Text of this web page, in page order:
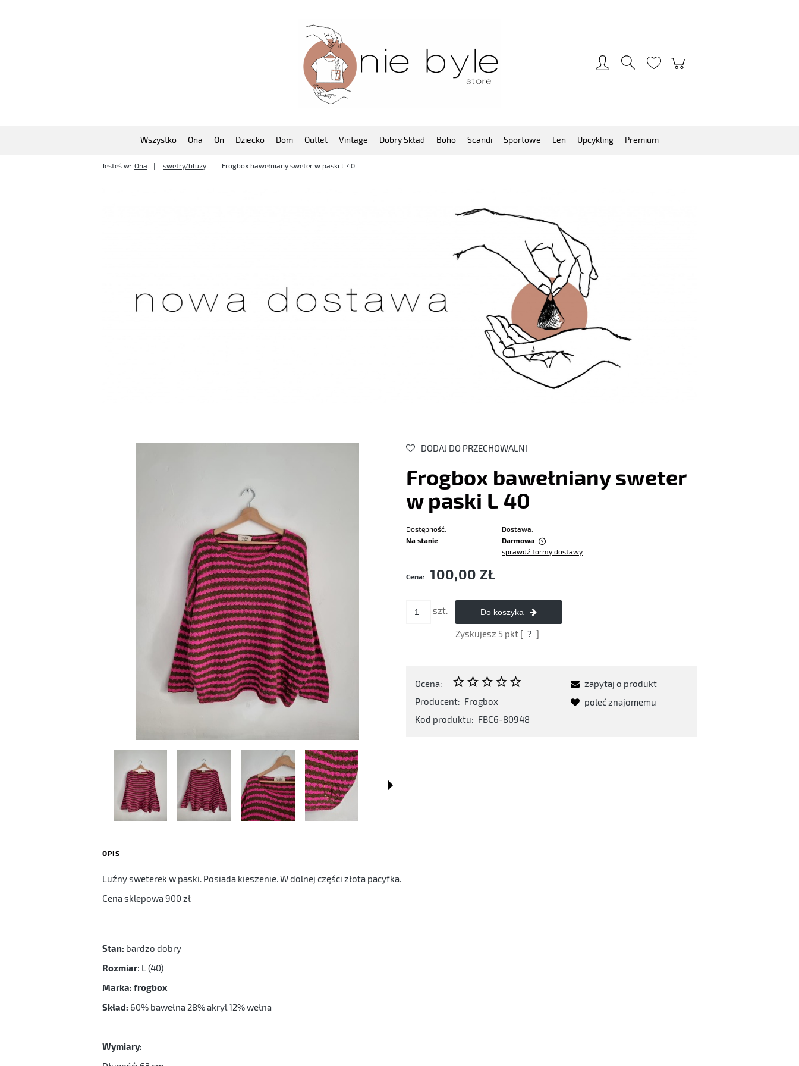
Wszystko Ona On Dziecko Dom Outlet Vintage Dobry Skład Boho Scandi Sportowe Len Upcykling Premium
Jesteś w: Ona swetry/bluzy Frogbox bawełniany sweter w paski L 40
DODAJ DO PRZECHOWALNI
Frogbox bawełniany sweter
w paski L 40
Dostępność:
Na stanie
Dostawa:
Darmowa
płatności
sprawdź formy dostawy
Cena: 100,00 ZŁ
szt. Do koszyka
Zyskujesz 5pkt [ ? ]
Ocena:
Producent: Frogbox
Kod produktu: FBC6-80948
zapytaj o produkt
poleć znajomemu
OPIS
Luźny sweterek w paski. Posiada kieszenie. W dolnej części złota pacyfka.
Cena sklepowa 900 zł
Stan: bardzo dobry
Rozmiar: L (40)
Marka: frogbox
Skład: 60% bawełna 28% akryl 12% wełna
Wymiary: